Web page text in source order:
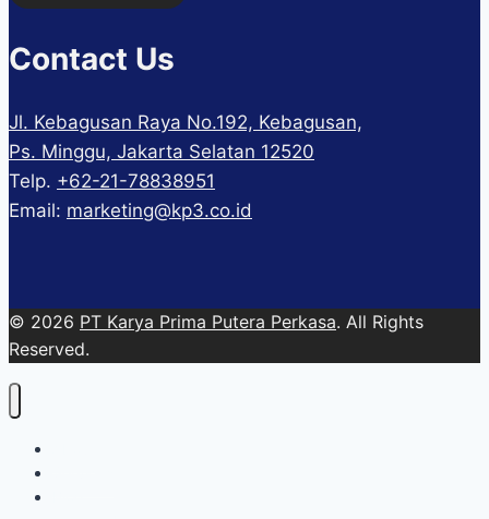
Contact Us
Jl. Kebagusan Raya No.192, Kebagusan,
Ps. Minggu, Jakarta Selatan 12520
Telp. +62-21-78838951
Email: marketing@kp3.co.id
© 2026 PT Karya Prima Putera Perkasa. All Rights
Reserved.